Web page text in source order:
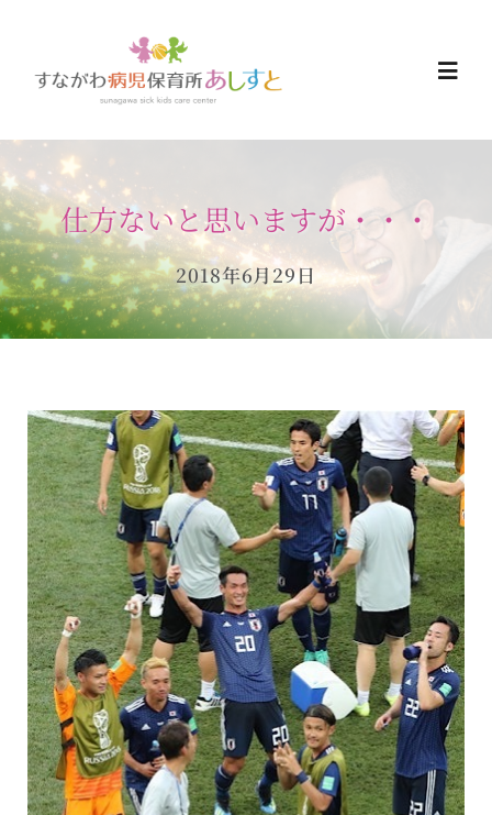
content
HOME
お知らせ
ご予約について
当日の過ごし方
保育所のご案内
ボヤキ100%
仕方ないと思いますが・・・
2018年6月29日